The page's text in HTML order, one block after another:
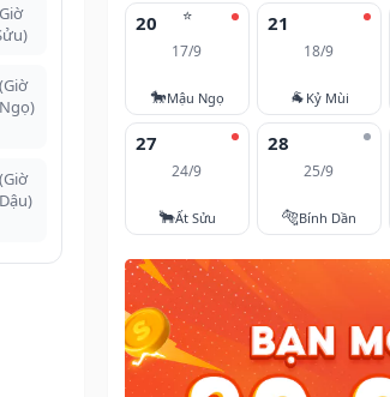
(Giờ
Ngọ)
(Giờ
Dậu)
⭐
20
17/9
🐎Mậu Ngọ
21
18/9
🐐 Kỷ Mùi
27
24/9
🐂Ất Sửu
28
25/9
🐅Bính Dần